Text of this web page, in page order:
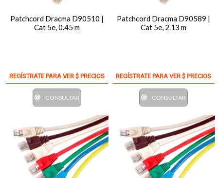
Patchcord Dracma D90510 |
Cat 5e, 0.45 m
REGÍSTRATE PARA VER $ PRECIOS
CONSULTAR
Patchcord Dracma D90589 |
Cat 5e, 2.13 m
REGÍSTRATE PARA VER $ PRECIOS
CONSULTAR